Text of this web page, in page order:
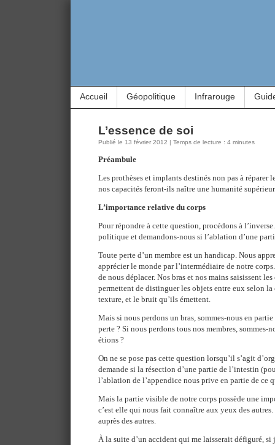
Accueil Géopolitique Infrarouge
L’essence de soi
Publié le 13 février 2012 | Temps de lecture : 4 minutes
Préambule
Les prothèses et implants destinés non pas à réparer
nos capacités feront-ils naître une humanité
L’importance relative du corps
Pour répondre à cette question, procédons à
politique et demandons-nous si l’ablation d’une
Toute perte d’un membre est un handicap. Nous
apprécier le monde par l’intermédiaire de notre
de nous déplacer. Nos bras et nos mains saisissent
permettent de distinguer les objets entre eux selon
texture, et le bruit qu’ils émettent.
Mais si nous perdons un bras, sommes-nous en
perte ? Si nous perdons tous nos membres, sommes-
étions ?
On ne se pose pas cette question lorsqu’il s’agit
demande si la résection d’une partie de l’intestin
l’ablation de l’appendice nous prive en partie de ce
Mais la partie visible de notre corps possède une
c’est elle qui nous fait connaître aux yeux des
auprès des autres.
À la suite d’un accident qui me laisserait défiguré, si